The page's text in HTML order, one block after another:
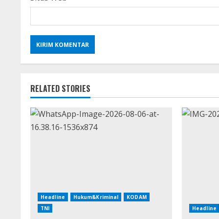
RELATED STORIES
Headline Hukum&Kriminal
KODAM
TNI
Headline